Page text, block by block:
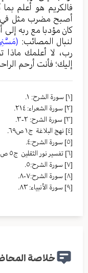
فالكريم هو أعلم
أصبح مضرب مثل في
كان مؤدبا مع ربه
لنبال المصائب:
رب، لا أعلمك ماذا
إليك؛ فأنت أرحم
[١]
سورة الشرح: ١.
[٢]
سورة الشعراء: ٢١٤.
[٣]
سورة الشرح: ٢-٣.
[٤]
نهج البلاغة ج١ ص٦٩.
[٥]
سورة الشرح:٤.
[٦]
تفسير نور الثقلين ج٥ ص٦٠٤.
[٧]
سورة الشرح:٥.
[٨]
سورة الشرح:٧-٨.
[٩]
سورة الأنبياء: ٨٣.
خلاصة